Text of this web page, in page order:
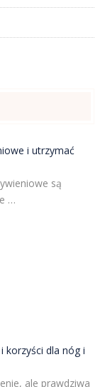
i utrzymać
są
…
korzyści dla nóg i
ale prawdziwa